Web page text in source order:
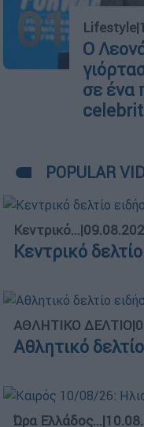
01 Lifestyle|
Ο
σε ένα
POPULAR
Κεντρικό...|
Κεντρικό
ΑΘΛΗΤΙΚΟ ΔΕΛΤΙΟ|
Αθλητικό
Ώρα Ελλάδος...|